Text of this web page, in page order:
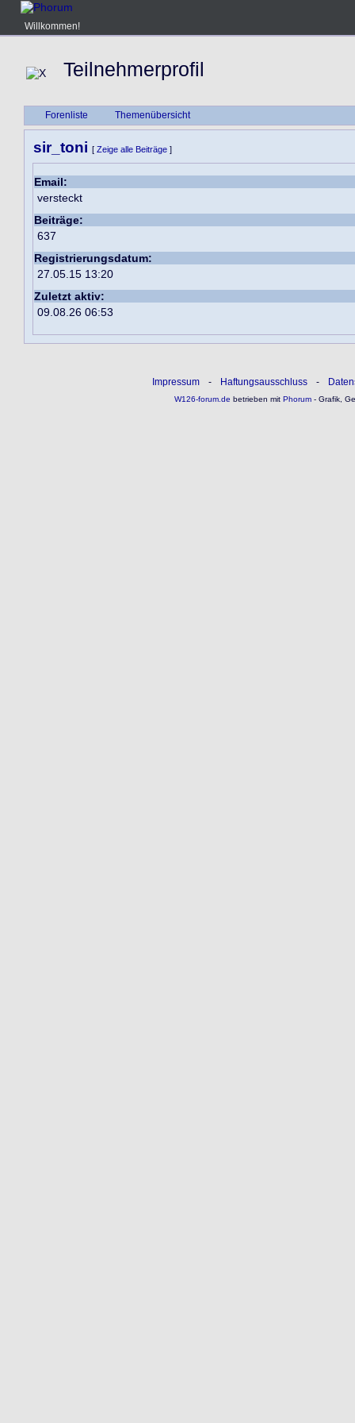
Willkommen!
Teilnehmerprofil
Forenliste Themenübersicht
sir_toni [ Zeige alle Beiträge ]
Email:
versteckt
Beiträge:
637
Registrierungsdatum:
27.05.15 13:20
Zuletzt aktiv:
09.08.26 06:53
Impressum - Haftungsausschluss -
W126-forum.de betrieben mitPhorum- Grafik,